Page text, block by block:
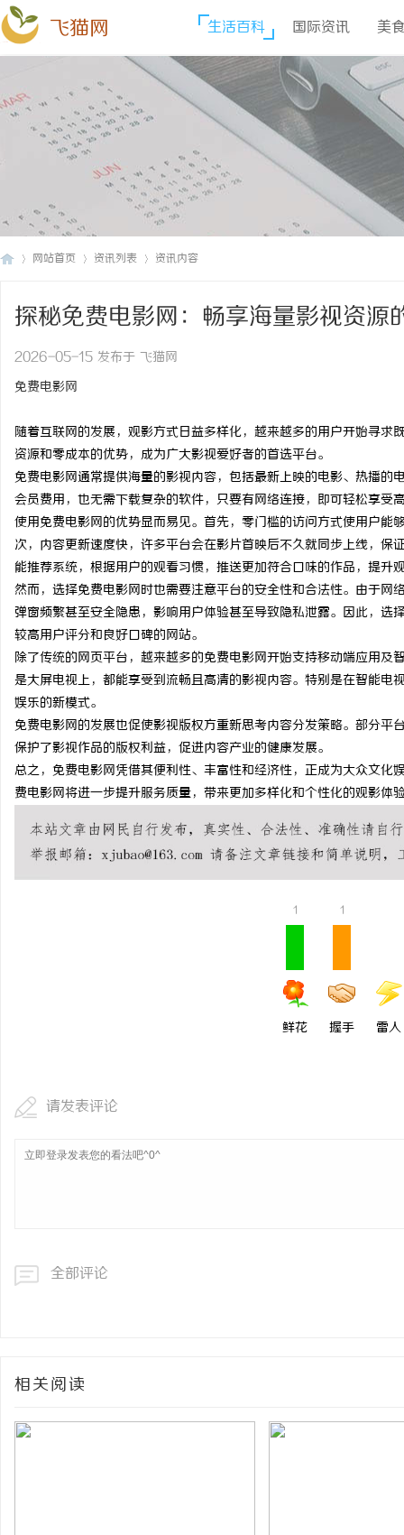
飞猫网 生活百科 国际资讯 美
网站首页 资讯列表 资讯内容
探秘免费电影网：畅享海量影视资源
2026-05-15 发布于 飞猫网
免费电影网
随着互联网的发展，观影方式日益多样化，越来越多的用户开始寻
资源和零成本的优势，成为广大影视爱好者的首选平台。
免费电影网通常提供海量的影视内容，包括最新上映的电影、热播
会员费用，也无需下载复杂的软件，只要有网络连接，即可轻松享受
使用免费电影网的优势显而易见。首先，零门槛的访问方式使用户
次，内容更新速度快，许多平台会在影片首映后不久就同步上线，
能推荐系统，根据用户的观看习惯，推送更加符合口味的作品，提升
然而，选择免费电影网时也需要注意平台的安全性和合法性。由于
弹窗频繁甚至安全隐患，影响用户体验甚至导致隐私泄露。因此，
较高用户评分和良好口碑的网站。
除了传统的网页平台，越来越多的免费电影网开始支持移动端应用
是大屏电视上，都能享受到流畅且高清的影视内容。特别是在智能
娱乐的新模式。
免费电影网的发展也促使影视版权方重新思考内容分发策略。部分
保护了影视作品的版权利益，促进内容产业的健康发展。
总之，免费电影网凭借其便利性、丰富性和经济性，正成为大众文
费电影网将进一步提升服务质量，带来更加多样化和个性化的观影体
1
鲜花
1
握手 雷人
请发表评论
全部评论
相关阅读
贝净 AC 国际医疗实验
全解析